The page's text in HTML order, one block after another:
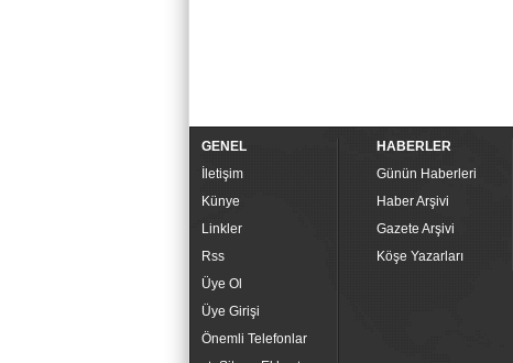
GENEL
İletişim
Künye
Linkler
Rss
Üye Ol
Üye Girişi
Önemli Telefonlar
HABERLER
Günün Haberleri
Haber Arşivi
Gazete Arşivi
Köşe Yazarları